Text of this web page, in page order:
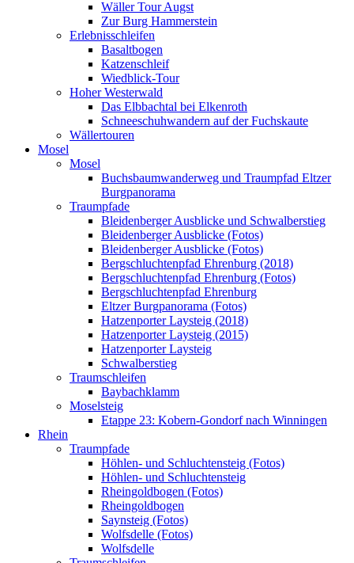
Wäller Tour Augst
Zur Burg Hammerstein
Erlebnisschleifen
Basaltbogen
Katzenschleif
Wiedblick-Tour
Hoher Westerwald
Das Elbbachtal bei Elkenroth
Schneeschuhwandern auf der Fuchskaute
Wällertouren
Mosel
Mosel
Buchsbaumwanderweg und Traumpfad Eltzer
Burgpanorama
Traumpfade
Bleidenberger Ausblicke und Schwalberstieg
Bleidenberger Ausblicke (Fotos)
Bleidenberger Ausblicke (Fotos)
Bergschluchtenpfad Ehrenburg (2018)
Bergschluchtenpfad Ehrenburg (Fotos)
Bergschluchtenpfad Ehrenburg
Eltzer Burgpanorama (Fotos)
Hatzenporter Laysteig (2018)
Hatzenporter Laysteig (2015)
Hatzenporter Laysteig
Schwalberstieg
Traumschleifen
Baybachklamm
Moselsteig
Etappe 23: Kobern-Gondorf nach Winningen
Rhein
Traumpfade
Höhlen- und Schluchtensteig (Fotos)
Höhlen- und Schluchtensteig
Rheingoldbogen (Fotos)
Rheingoldbogen
Saynsteig (Fotos)
Wolfsdelle (Fotos)
Wolfsdelle